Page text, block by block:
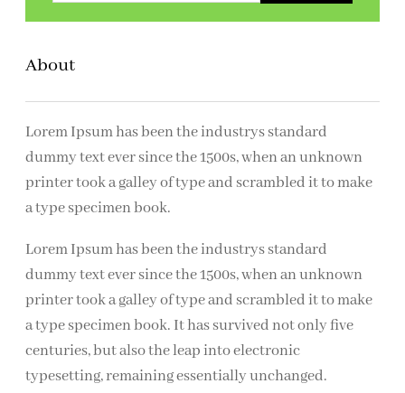
k
n
About
Lorem Ipsum has been the industrys standard
dummy text ever since the 1500s, when an unknown
printer took a galley of type and scrambled it to make
a type specimen book.
Lorem Ipsum has been the industrys standard
dummy text ever since the 1500s, when an unknown
printer took a galley of type and scrambled it to make
a type specimen book. It has survived not only five
centuries, but also the leap into electronic
typesetting, remaining essentially unchanged.